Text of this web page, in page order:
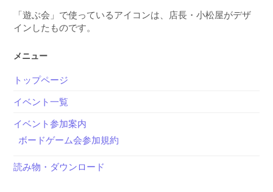
「遊ぶ会」で使っているアイコンは、店長・小松屋がデザ
インしたものです。
メニュー
トップページ
イベント一覧
イベント参加案内
ボードゲーム会参加規約
読み物・ダウンロード